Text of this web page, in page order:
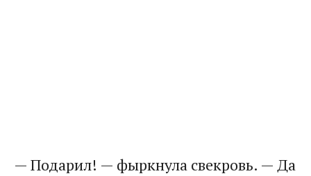
— Подарил! — фыркнула свекровь. — Да